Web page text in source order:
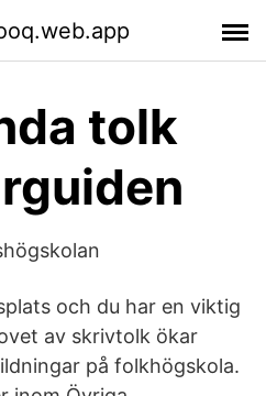
tolk
och du har en viktig
av skrivtolk ökar
på folkhögskola.